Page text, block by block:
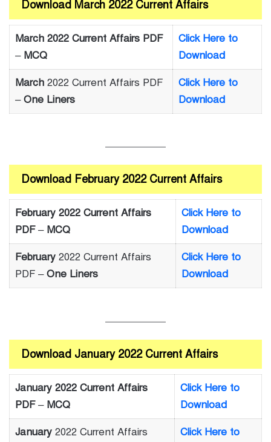
Download March 2022 Current Affairs
March 2022 Current Affairs PDF
– MCQ
Click Here to
Download
March 2022 Current Affairs PDF
–One Liners
Click Here to
Download
Download February 2022 Current Affairs
February 2022 Current Affairs
PDF– MCQ
Click Here to
Download
February 2022 Current Affairs
PDF –One Liners
Click Here to
Download
Download January 2022 Current Affairs
January 2022 Current Affairs
PDF– MCQ
Click Here to
Download
January 2022 Current Affairs
Click Here to